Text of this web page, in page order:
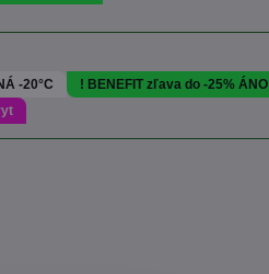
-20°C
! BENEFIT zľava do -25% ÁNO